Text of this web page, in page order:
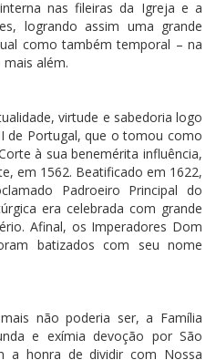
nas fileiras da Igreja e a
logrando assim uma grande
como também temporal – na
além.
virtude e sabedoria logo
de Portugal, que o tomou como
à sua benemérita influência,
em 1562. Beatificado em 1622,
Padroeiro Principal do
era celebrada com grande
Afinal, os Imperadores Dom
batizados com seu nome
não poderia ser, a Família
e exímia devoção por São
a honra de dividir com Nossa